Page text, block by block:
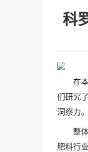
科
在
们研究
洞察力。
整
肥料行